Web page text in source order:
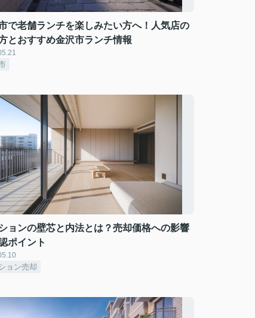
で老舗ランチを楽しみたい方へ！人気店の
とおすすめ金沢市ランチ情報
ョンの壁芯と内法とは？売却価格への影響
ポイント
ョン売却